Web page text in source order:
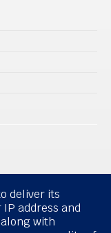
Trade BVBA
deliver its
address and
with